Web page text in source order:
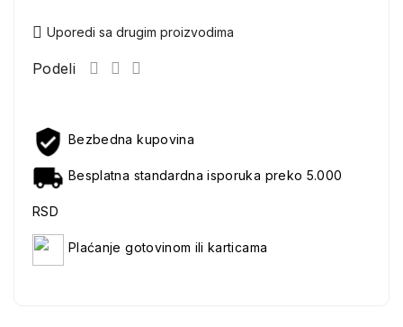
Uporedi sa drugim proizvodima
Podeli
Bezbedna kupovina
Besplatna standardna isporuka preko 5.000
RSD
Plaćanje gotovinom ili karticama